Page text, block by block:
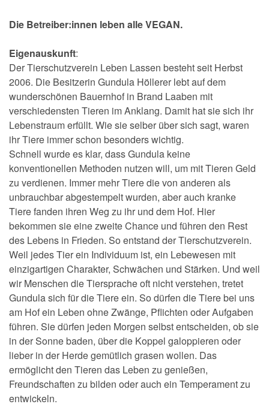
Die Betreiber:innen leben alle VEGAN.
Eigenauskunft:
Der Tierschutzverein Leben Lassen besteht seit Herbst
2006. Die Besitzerin Gundula Höllerer lebt auf dem
wunderschönen Bauernhof in Brand Laaben mit
verschiedensten Tieren im Anklang. Damit hat sie sich ihr
Lebenstraum erfüllt. Wie sie selber über sich sagt, waren
ihr Tiere immer schon besonders wichtig.
Schnell wurde es klar, dass Gundula keine
konventionellen Methoden nutzen will, um mit Tieren Geld
zu verdienen. Immer mehr Tiere die von anderen als
unbrauchbar abgestempelt wurden, aber auch kranke
Tiere fanden ihren Weg zu ihr und dem Hof. Hier
bekommen sie eine zweite Chance und führen den Rest
des Lebens in Frieden. So entstand der Tierschutzverein.
Weil jedes Tier ein Individuum ist, ein Lebewesen mit
einzigartigen Charakter, Schwächen und Stärken. Und weil
wir Menschen die Tiersprache oft nicht verstehen, tretet
Gundula sich für die Tiere ein. So dürfen die Tiere bei uns
am Hof ein Leben ohne Zwänge, Pflichten oder Aufgaben
führen. Sie dürfen jeden Morgen selbst entscheiden, ob sie
in der Sonne baden, über die Koppel galoppieren oder
lieber in der Herde gemütlich grasen wollen. Das
ermöglicht den Tieren das Leben zu genießen,
Freundschaften zu bilden oder auch ein Temperament zu
entwickeln.